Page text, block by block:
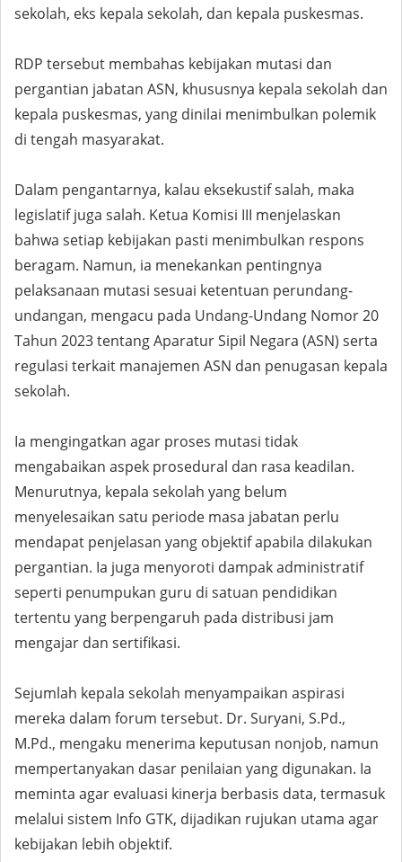
sekolah, eks kepala sekolah, dan kepala puskesmas.
RDP tersebut membahas kebijakan mutasi dan
pergantian jabatan ASN, khususnya kepala sekolah dan
kepala puskesmas, yang dinilai menimbulkan polemik
di tengah masyarakat.
Dalam pengantarnya, kalau eksekustif salah, maka
legislatif juga salah. Ketua Komisi III menjelaskan
bahwa setiap kebijakan pasti menimbulkan respons
beragam. Namun, ia menekankan pentingnya
pelaksanaan mutasi sesuai ketentuan perundang-
undangan, mengacu pada Undang-Undang Nomor 20
Tahun 2023 tentang Aparatur Sipil Negara (ASN) serta
regulasi terkait manajemen ASN dan penugasan kepala
sekolah.
Ia mengingatkan agar proses mutasi tidak
mengabaikan aspek prosedural dan rasa keadilan.
Menurutnya, kepala sekolah yang belum
menyelesaikan satu periode masa jabatan perlu
mendapat penjelasan yang objektif apabila dilakukan
pergantian. Ia juga menyoroti dampak administratif
seperti penumpukan guru di satuan pendidikan
tertentu yang berpengaruh pada distribusi jam
mengajar dan sertifikasi.
Sejumlah kepala sekolah menyampaikan aspirasi
mereka dalam forum tersebut. Dr. Suryani, S.Pd.,
M.Pd., mengaku menerima keputusan nonjob, namun
mempertanyakan dasar penilaian yang digunakan. Ia
meminta agar evaluasi kinerja berbasis data, termasuk
melalui sistem Info GTK, dijadikan rujukan utama agar
kebijakan lebih objektif.